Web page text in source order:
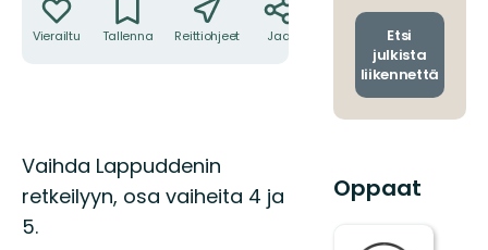
Vierailtu Tallenna Reittiohjeet Jaa
Kuvaus
Vaihda Lappuddenin
retkeilyyn, osa vaiheita 4 ja
5.
ja
Etsi
julkista
liikennettä
Oppaat